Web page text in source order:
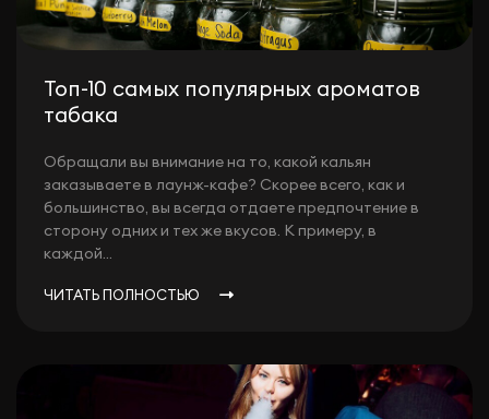
Топ-10 самых популярных ароматов
табака
Обращали вы внимание на то, какой кальян
заказываете в лаунж-кафе? Скорее всего, как и
большинство, вы всегда отдаете предпочтение в
сторону одних и тех же вкусов. К примеру, в
каждой...
ЧИТАТЬ ПОЛНОСТЬЮ